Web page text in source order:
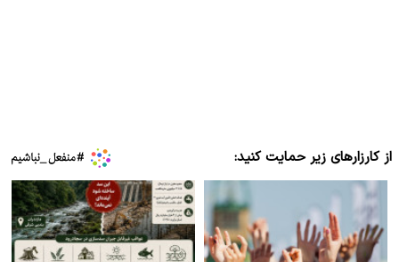
از کارزارهای زیر حمایت کنید: